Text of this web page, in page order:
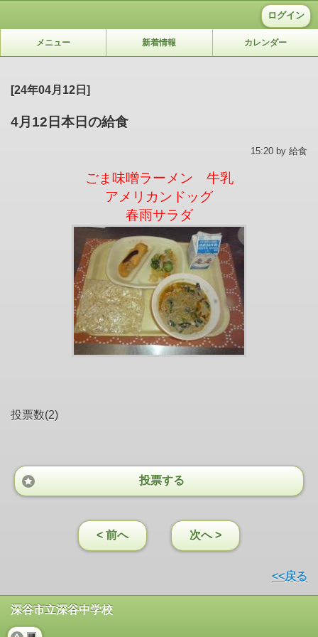
ログイン
メニュー 新着情報 カレンダー
[24年04月12日]
4月12日本日の給食
15:20 by 給食
ごま味噌ラーメン 牛乳
アメリカンドッグ
春雨サラダ
投票数(2)
投票する
< 前へ 次へ >
<<戻る
深谷市立深谷中学校